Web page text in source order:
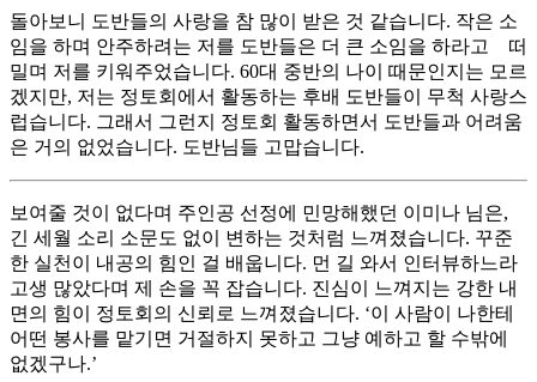
돌아보니 도반들의 사랑을 참 많이 받은 것 같습니다. 작은 소
임을 하며 안주하려는 저를 도반들은 더 큰 소임을 하라고 떠
밀며 저를 키워주었습니다. 60대 중반의 나이 때문인지는 모르
겠지만, 저는 정토회에서 활동하는 후배 도반들이 무척 사랑스
럽습니다. 그래서 그런지 정토회 활동하면서 도반들과 어려움
은 거의 없었습니다. 도반님들 고맙습니다.
보여줄 것이 없다며 주인공 선정에 민망해했던 이미나 님은,
긴 세월 소리 소문도 없이 변하는 것처럼 느껴졌습니다. 꾸준
한 실천이 내공의 힘인 걸 배웁니다. 먼 길 와서 인터뷰하느라
고생 많았다며 제 손을 꼭 잡습니다. 진심이 느껴지는 강한 내
면의 힘이 정토회의 신뢰로 느껴졌습니다. ‘이 사람이 나한테
어떤 봉사를 맡기면 거절하지 못하고 그냥 예하고 할 수밖에
없겠구나.’